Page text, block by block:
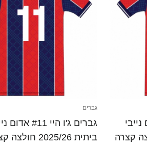
#0 אדום נייבי
גברים
גברים ג'ו היי
ביתית 2025/26 חולצה קצרה